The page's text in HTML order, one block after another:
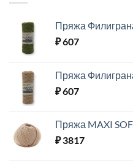
Пряжа
₽607
Пряжа
₽607
Пряжа MAXI
₽3817